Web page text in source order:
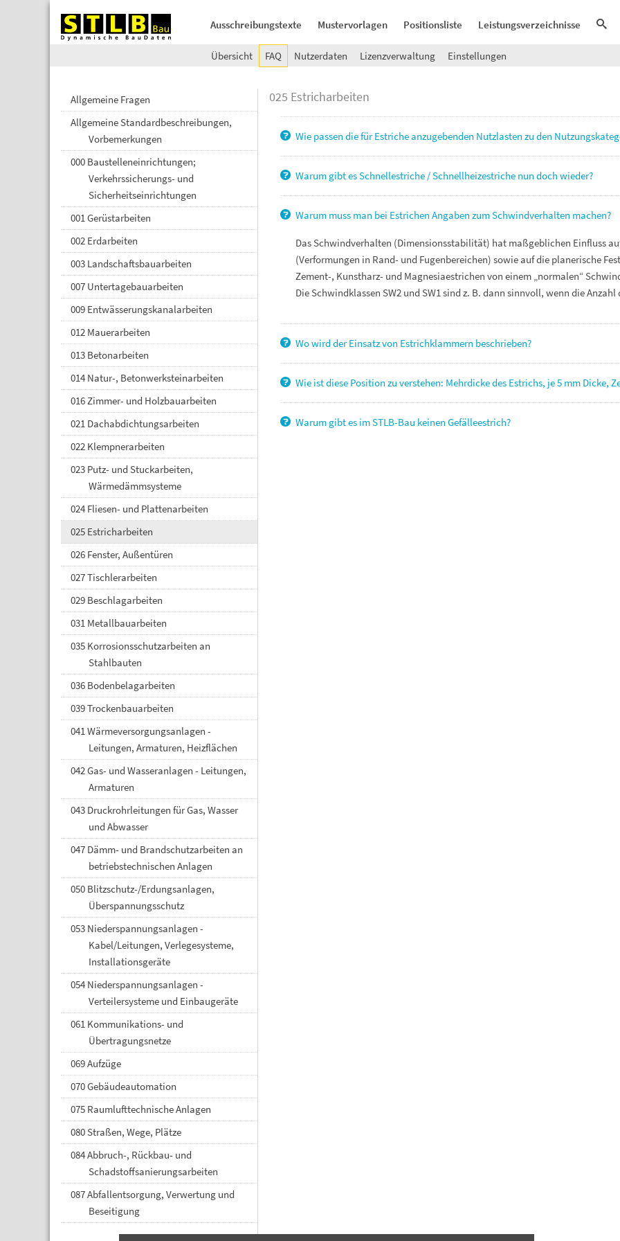
Ausschreibungstexte Mustervorlagen Positionsliste Leistungsverzeichnisse
Übersicht FAQ Nutzerdaten Lizenzverwaltung Einstellungen
Allgemeine Fragen
Allgemeine Standardbeschreibungen,
Vorbemerkungen
000 Baustelleneinrichtungen;
Verkehrssicherungs- und
Sicherheitseinrichtungen
001 Gerüstarbeiten
002 Erdarbeiten
003 Landschaftsbauarbeiten
007 Untertagebauarbeiten
009 Entwässerungskanalarbeiten
012 Mauerarbeiten
013 Betonarbeiten
014 Natur-, Betonwerksteinarbeiten
016 Zimmer- und Holzbauarbeiten
021 Dachabdichtungsarbeiten
022 Klempnerarbeiten
023 Putz- und Stuckarbeiten,
Wärmedämmsysteme
024 Fliesen- und Plattenarbeiten
025 Estricharbeiten
026 Fenster, Außentüren
027 Tischlerarbeiten
029 Beschlagarbeiten
031 Metallbauarbeiten
035 Korrosionsschutzarbeiten an
Stahlbauten
036 Bodenbelagarbeiten
039 Trockenbauarbeiten
041 Wärmeversorgungsanlagen -
Leitungen, Armaturen, Heizflächen
042 Gas- und Wasseranlagen - Leitungen,
Armaturen
043 Druckrohrleitungen für Gas, Wasser
und Abwasser
047 Dämm- und Brandschutzarbeiten an
betriebstechnischen Anlagen
050 Blitzschutz-/Erdungsanlagen,
Überspannungsschutz
053 Niederspannungsanlagen -
Kabel/Leitungen, Verlegesysteme,
Installationsgeräte
054 Niederspannungsanlagen -
Verteilersysteme und Einbaugeräte
061 Kommunikations- und
Übertragungsnetze
069 Aufzüge
070 Gebäudeautomation
075 Raumlufttechnische Anlagen
080 Straßen, Wege, Plätze
084 Abbruch-, Rückbau- und
Schadstoffsanierungsarbeiten
087 Abfallentsorgung, Verwertung und
Beseitigung
025 Estricharbeiten
Wie passen die für Estriche anzugebenden Nutzlasten zu den
Warum gibt es Schnellestriche / Schnellheizestriche nun doch wieder?
Warum muss man bei Estrichen Angaben zum Schwindverhalten machen?
Das Schwindverhalten (Dimensionsstabilität) hat maßgeblichen Einfluss
(Verformungen in Rand- und Fugenbereichen) sowie auf die planerische
Zement-, Kunstharz- und Magnesiaestrichen von einem „normalen“
Die Schwindklassen SW2 und SW1 sind z. B. dann sinnvoll, wenn die
Wo wird der Einsatz von Estrichklammern beschrieben?
Wie ist diese Position zu verstehen: Mehrdicke des Estrichs, je 5 mm Dicke,
Warum gibt es im STLB-Bau keinen Gefälleestrich?